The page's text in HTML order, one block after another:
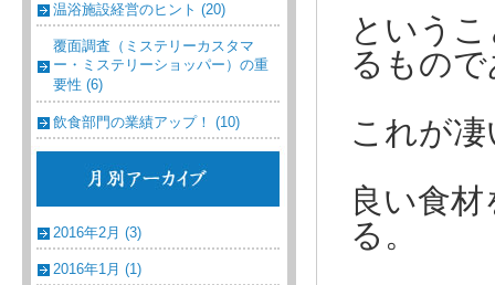
温浴施設経営のヒント (20)
覆面調査（ミステリーカスタマ
ー・ミステリーショッパー）の重
要性 (6)
飲食部門の業績アップ！ (10)
2016年2月 (3)
2016年1月 (1)
という
るもの
これが凄
良い食
る。